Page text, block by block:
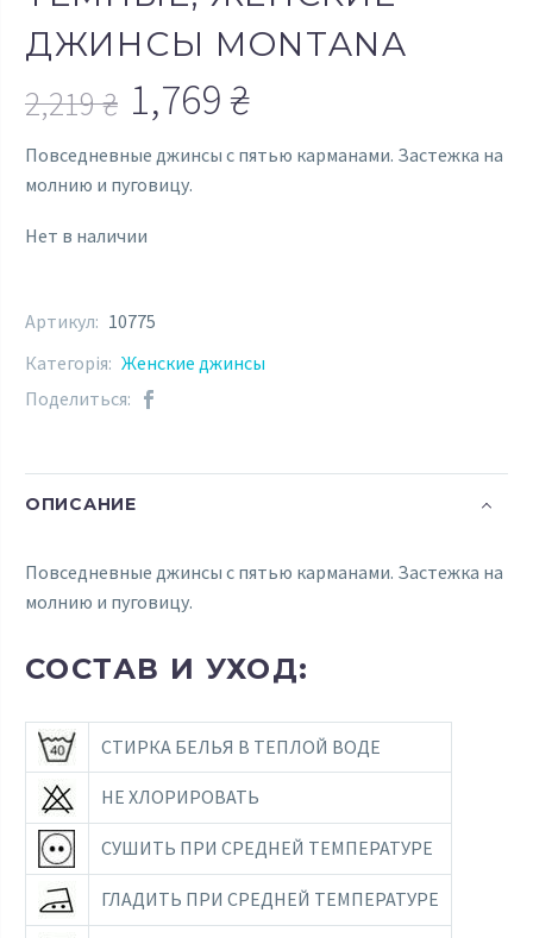
ДЖИНСЫ MONTANA
2,219₴
Первоначальная
цена
составляла
1,769₴
Текущая
цена:
1,769 ₴.
Повседневные джинсы с пятью карманами. Застежка на
молнию и пуговицу.
Нет в наличии
Артикул: 10775
Категорія: Женские джинсы
Поделиться:
ОПИСАНИЕ
Повседневные джинсы с пятью карманами. Застежка на
молнию и пуговицу.
СОСТАВ И УХОД:
СТИРКА БЕЛЬЯ В ТЕПЛОЙ ВОДЕ
НЕ ХЛОРИРОВАТЬ
СУШИТЬ ПРИ СРЕДНЕЙ ТЕМПЕРАТУРЕ
ГЛАДИТЬ ПРИ СРЕДНЕЙ ТЕМПЕРАТУРЕ